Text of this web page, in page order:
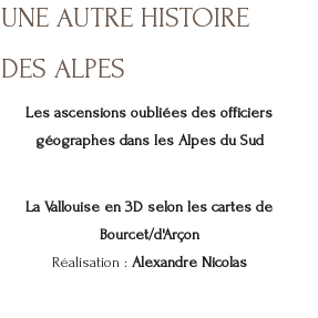
UNE AUTRE HISTOIRE
DES ALPES
Les ascensions oubliées des officiers
géographes dans les Alpes du Sud
La Vallouise en 3D selon les cartes de
Bourcet/d'Arçon
Réalisation : Alexandre Nicolas